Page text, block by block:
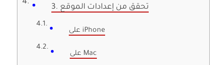
3. تحقق من إعدادات الموقع
على iPhone
على Mac